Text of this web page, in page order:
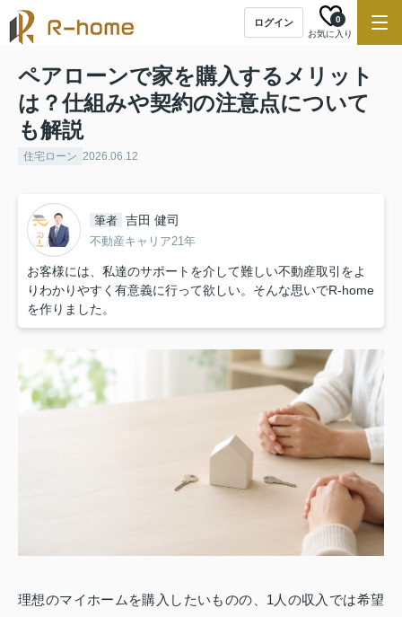
ログイン
お気に入り
0
ペアローンで家を購入するメリット
は？仕組みや契約の注意点について
も解説
住宅ローン 2026.06.12
筆者 吉田 健司
不動産キャリア21年
お客様には、私達のサポートを介して難しい不動産取引をよ
りわかりやすく有意義に行って欲しい。そんな思いでR-home
を作りました。
理想のマイホームを購入したいものの、1人の収入では希望